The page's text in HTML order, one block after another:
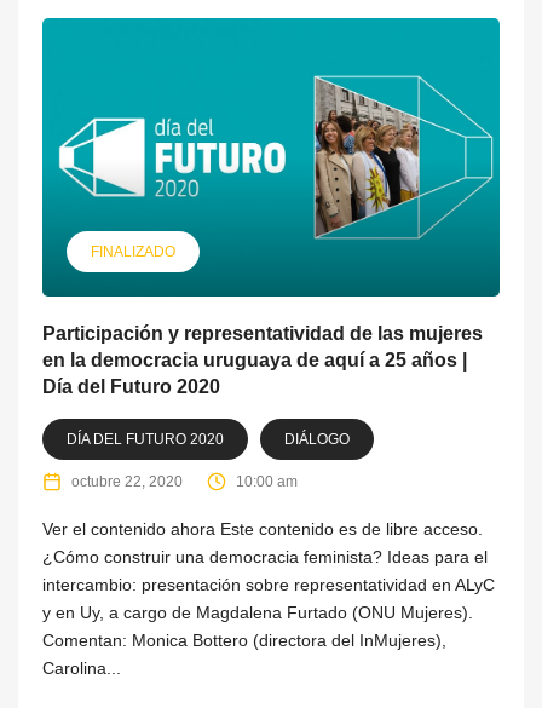
FINALIZADO
Participación y representatividad de las mujeres
en la democracia uruguaya de aquí a 25 años |
Día del Futuro 2020
DÍA DEL FUTURO 2020 DIÁLOGO
octubre 22, 2020 10:00 am
Ver el contenido ahora Este contenido es de libre acceso.
¿Cómo construir una democracia feminista? Ideas para el
intercambio: presentación sobre representatividad en ALyC
y en Uy, a cargo de Magdalena Furtado (ONU Mujeres).
Comentan: Monica Bottero (directora del InMujeres),
Carolina...